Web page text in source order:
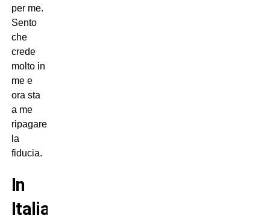
per me.
Sento
che
crede
molto in
me e
ora sta
a me
ripagare
la
fiducia.
In
Italia